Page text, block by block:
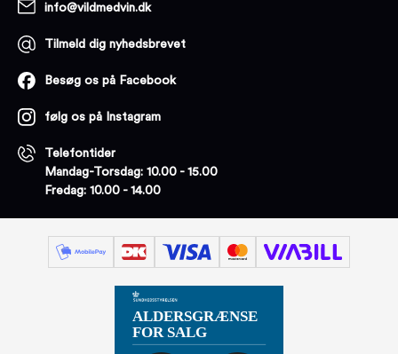
info@vildmedvin.dk
Tilmeld dig nyhedsbrevet
Besøg os på Facebook
følg os på Instagram
Telefontider
Mandag-Torsdag: 10.00 - 15.00
Fredag: 10.00 - 14.00